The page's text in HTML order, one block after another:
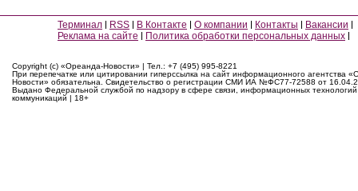
Терминал RSS В Контакте О компании Контакты
Вакансии
Реклама на сайте
Политика обработки персональных данных
Copyright (c) «Ореанда-Новости» | Тел.: +7 (495) 995-8221
При перепечатке или цитировании гиперссылка на сайт информационного агентства
Новости» обязательна. Свидетельство о регистрации СМИ ИА №ФС77-72588 от
Выдано Федеральной службой по надзору в сфере связи, информационных
коммуникаций | 18+